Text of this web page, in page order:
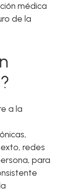
médica
de la
a la
redes
para